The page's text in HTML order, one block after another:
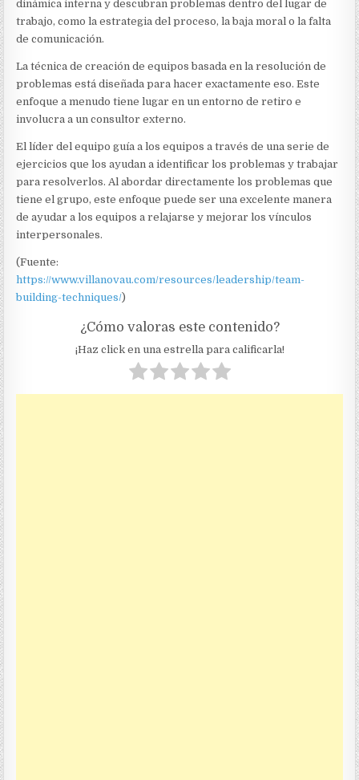
dinámica interna y descubran problemas dentro del lugar de
trabajo, como la estrategia del proceso, la baja moral o la falta
de comunicación.
La técnica de creación de equipos basada en la resolución de
problemas está diseñada para hacer exactamente eso. Este
enfoque a menudo tiene lugar en un entorno de retiro e
involucra a un consultor externo.
El líder del equipo guía a los equipos a través de una serie de
ejercicios que los ayudan a identificar los problemas y trabajar
para resolverlos. Al abordar directamente los problemas que
tiene el grupo, este enfoque puede ser una excelente manera
de ayudar a los equipos a relajarse y mejorar los vínculos
interpersonales.
(Fuente:
https://www.villanovau.com/resources/leadership/team-
building-techniques/)
¿Cómo valoras este contenido?
¡Haz click en una estrella para calificarla!